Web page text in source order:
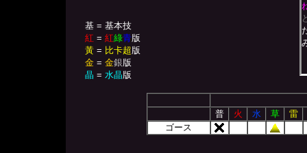
基 = 基本技
紅 = 紅綠青版
黃= 比卡超 版
金= 金銀 版
晶 = 水晶 版
普 火 水 草
雷
ゴース